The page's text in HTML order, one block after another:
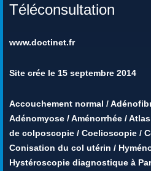
Téléconsultation
www.doctinet.fr
Site crée le 15 septembre 2014
Accouchement normal /
Adénomyose /Aménorrhée /
de colposcopie / Coelioscopie /
Conisation du col utérin /
Hystéroscopie diagnostique à